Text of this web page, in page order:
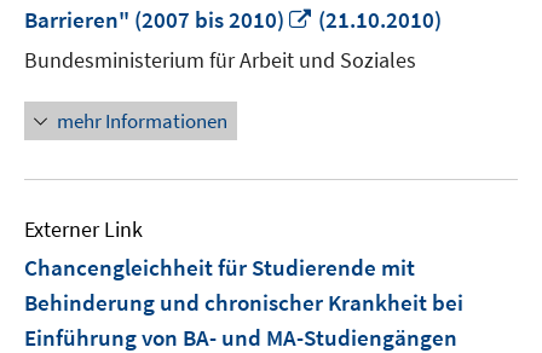
Barrieren" (2007 bis 2010)
In
neuem
Fenster
(21.10.2010)
Bundesministerium für Arbeit und Soziales
mehr Informationen
Externer Link
Chancengleichheit für Studierende mit
Behinderung und chronischer Krankheit bei
Einführung von BA- und MA-Studiengängen